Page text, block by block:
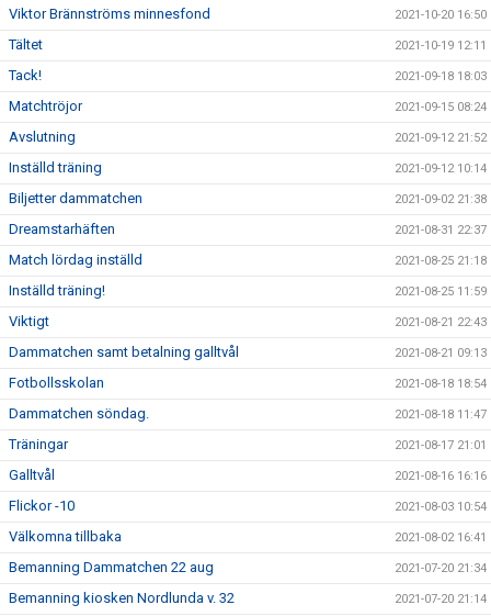
Viktor Brännströms minnesfond 2021-10-20 16:50
Tältet 2021-10-19 12:11
Tack! 2021-09-18 18:03
Matchtröjor 2021-09-15 08:24
Avslutning 2021-09-12 21:52
Inställd träning 2021-09-12 10:14
Biljetter dammatchen 2021-09-02 21:38
Dreamstarhäften 2021-08-31 22:37
Match lördag inställd 2021-08-25 21:18
Inställd träning! 2021-08-25 11:59
Viktigt 2021-08-21 22:43
Dammatchen samt betalning galltvål 2021-08-21 09:13
Fotbollsskolan 2021-08-18 18:54
Dammatchen söndag. 2021-08-18 11:47
Träningar 2021-08-17 21:01
Galltvål 2021-08-16 16:16
Flickor -10 2021-08-03 10:54
Välkomna tillbaka 2021-08-02 16:41
Bemanning Dammatchen 22 aug 2021-07-20 21:34
Bemanning kiosken Nordlunda v. 32 2021-07-20 21:14